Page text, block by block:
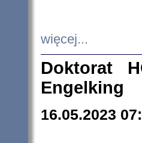
więcej...
Doktorat
Engelking
16.05.2023